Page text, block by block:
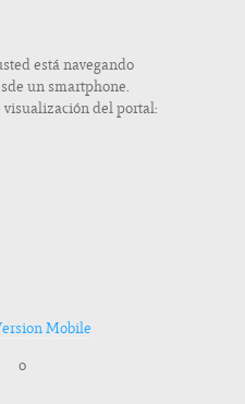
está navegando
un smartphone.
visualización del portal:
Mobile
o